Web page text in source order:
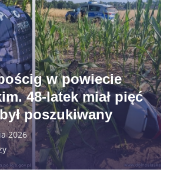
w powiecie
48-latek miał pięć
poszukiwany
2026